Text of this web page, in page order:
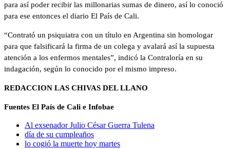
para así poder recibir las millonarias sumas de dinero, así lo conoció
para ese entonces el diario El País de Cali.
“Contrató un psiquiatra con un título en Argentina sin homologar
para que falsificará la firma de un colega y avalará así la supuesta
atención a los enfermos mentales”, indicó la Contraloría en su
indagación, según lo conocido por el mismo impreso.
REDACCION LAS CHIVAS DEL LLANO
Fuentes El País de Cali e Infobae
Al exsenador Julio César Guerra Tulena
día de su cumpleaños
lo cogió la muerte hoy martes